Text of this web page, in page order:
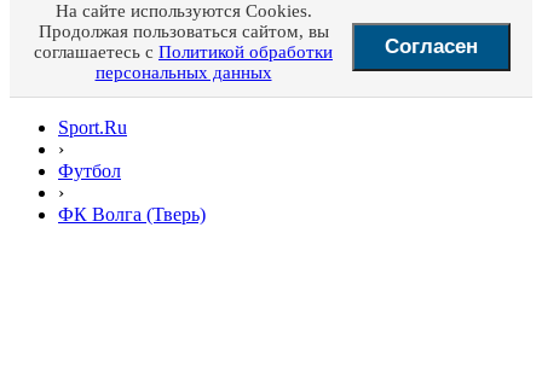
На сайте используются Cookies.
Продолжая пользоваться сайтом, вы
соглашаетесь с Политикой обработки
персональных данных
Согласен
Sport.Ru
›
Футбол
›
ФК Волга (Тверь)